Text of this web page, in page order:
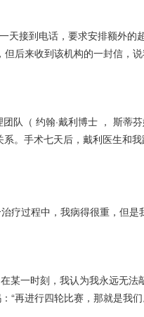
天接到电话，要求安排额外的
后来收到该机构的一封信，
队（ 约翰·戴利博士 ， 斯蒂
。手术七天后，戴利医生和
疗过程中，我病得很重，但是
某一时刻，我认为我永远无法
“再进行四轮比赛，那就是我们